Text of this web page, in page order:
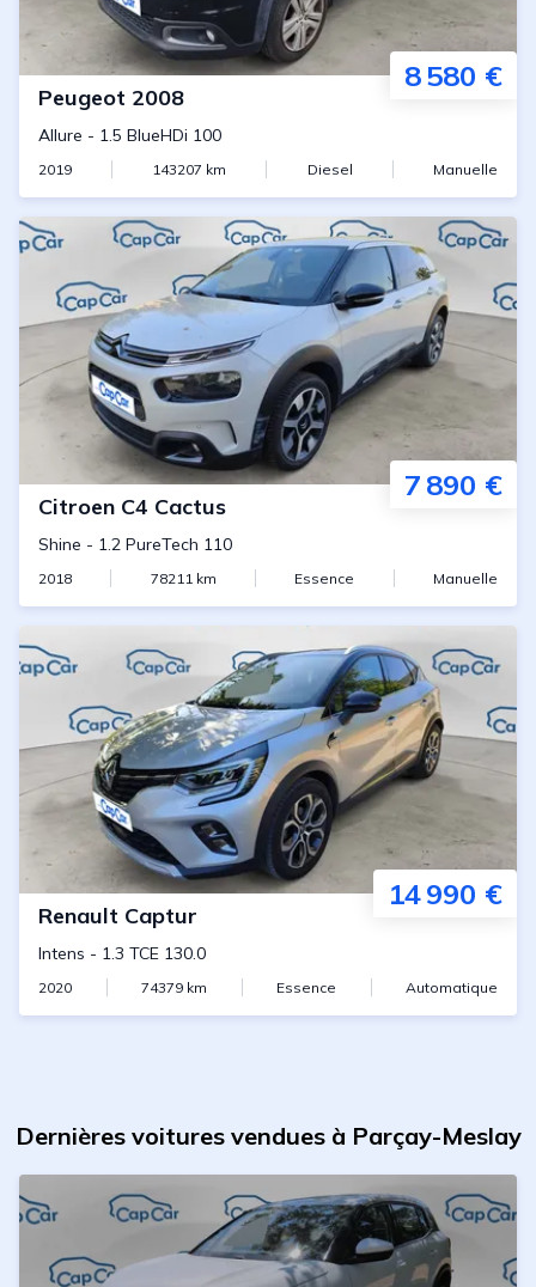
8 580 €
Peugeot 2008
Allure - 1.5 BlueHDi 100
2019 143207 km Diesel Manuelle
7 890 €
Citroen C4 Cactus
Shine - 1.2 PureTech 110
2018 78211km Essence Manuelle
14 990 €
Renault Captur
Intens - 1.3 TCE 130.0
2020 74379 km Essence Automatique
Dernières voitures vendues à Parçay-Meslay